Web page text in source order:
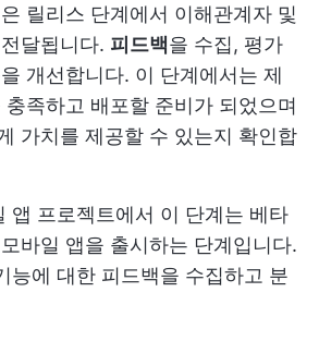
릴리스 단계에서 이해관계자 및
달됩니다. 피드백을 수집, 평가
개선합니다. 이 단계에서는 제
족하고 배포할 준비가 되었으며
가치를 제공할 수 있는지 확인합
앱 프로젝트에서 이 단계는 베타
바일 앱을 출시하는 단계입니다.
능에 대한 피드백을 수집하고 분